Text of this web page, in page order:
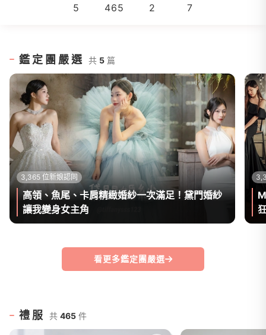
5 465 2 7
鑑定團嚴選 共 5 篇
3,365 位新娘認同
高領、魚尾、卡肩精緻婚紗一次滿足！黛門婚紗
讓我變身女主角
看更多鑑定團嚴選
禮服 共 465 件